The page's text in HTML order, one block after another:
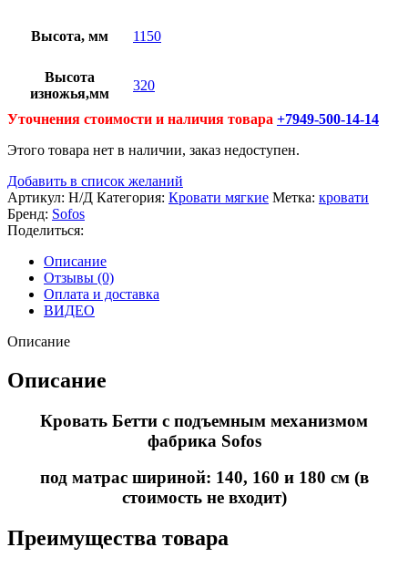
Высота, мм 1150
Высота
изножья,мм
320
Уточнения стоимости и наличия товара +7949-500-14-14
Этого товара нет в наличии, заказ недоступен.
Добавить в список желаний
Артикул: Н/Д Категория: Кровати мягкие Метка: кровати
Бренд: Sofos
Поделиться:
Описание
Отзывы (0)
Оплата и доставка
ВИДЕО
Описание
Описание
Кровать Бетти с подъемным механизмом
фабрика Sofos
под матрас шириной: 140, 160 и 180 см (в
стоимость не входит)
Преимущества товара